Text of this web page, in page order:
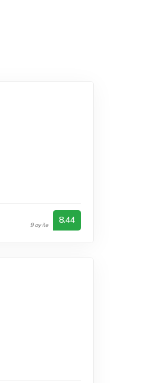
9 oy ile 8.44